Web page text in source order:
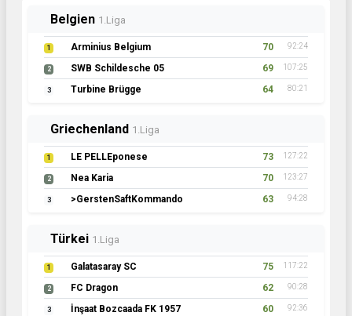
Belgien 1.Liga
1 Arminius Belgium 70 92:24
2 SWB Schildesche 05 69 107:25
3 Turbine Brügge 64 80:21
Griechenland 1.Liga
1 LE PELLEponese 73 127:22
2 Nea Karia 70 123:27
3 >GerstenSaftKommando 63 94:28
Türkei 1.Liga
1 Galatasaray SC 75 117:22
2 FC Dragon 62 90:28
3 İnşaat Bozcaada FK 1957 60 92:36